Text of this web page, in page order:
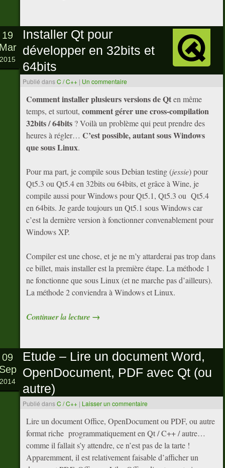
Installer Qt pour
développer en 32bits et
64bits
Publié dansC / C++ | Un commentaire
19
2015
Comment installer plusieurs versions de Qten même
temps, et surtout, comment gérer une cross-compilation
32bits / 64bits ? Voilà un problème qui peut prendre des
heures à régler… C’est possible, autant sous Windows
que sous Linux.
Pour ma part, je compile sous Debian testing (jessie) pour
Qt5.3 ou Qt5.4 en 32bits ou 64bits, et grâce à Wine, je
compile aussi pour Windows pour Qt5.1, Qt5.3 ou Qt5.4
en 64bits. Je garde toujours un Qt5.1 sous Windows car
c’est la dernière version à fonctionner convenablement pour
Windows XP.
Compiler est une chose, et je ne m’y attarderai pas trop dans
ce billet, mais installer est la première étape. La méthode 1
ne fonctionne que sous Linux (et ne marche pas d’ailleurs).
La méthode 2 conviendra à Windows et Linux.
Continuer la lecture →
Etude – Lire un document Word,
OpenDocument, PDF avec Qt (ou
autre)
Publié dansC / C++ | Laisser un commentaire
09
2014
Lire un document Office, OpenDocument ou PDF, ou autre
format riche programmatiquement en Qt / C++ / autre…
comme il fallait s’y attendre, ce n’est pas de la tarte !
Apparemment, il est relativement faisable d’afficher un